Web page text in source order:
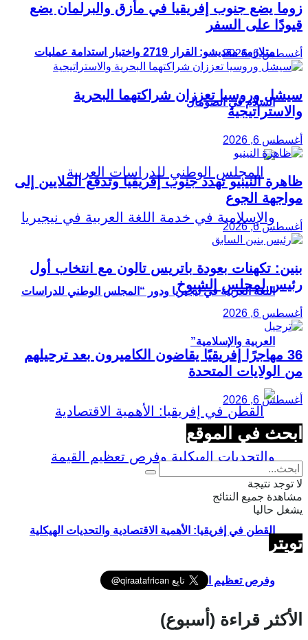
متلازمة مقديشو: القرار 2719 واختبار استدامة عمليات
السلام في الصومال
اللغة العربية في نيجيريا ودور “المجلس الوطني للدراسات
العربية والإسلامية”
القطن في إفريقيا: الأهمية الاقتصادية والتحديات الهيكلية
وفرص تعظيم القيمة
زوما يضع جنوب إفريقيا في مأزق والبرلمان يضع
قيودًا على السفر
أغسطس 6, 2026
سيشل وروسيا تعززان شراكتهما البحرية
والاستراتيجية
أغسطس 6, 2026
ظاهرة النينيو تهدد جنوب إفريقيا وتدفع الملايين إلى
مواجهة الجوع
أغسطس 6, 2026
بنين: تكهنات بعودة باتريس تالون مع انتخاب أول
رئيس لمجلس الشيوخ
أغسطس 6, 2026
36 مهاجرًا إفريقيًا يقاضون الكاميرون بعد ترحيلهم
من الولايات المتحدة
أغسطس 6, 2026
ابحث في الموقع
لا توجد نتيجة
مشاهدة جميع النتائج
يشغل حاليا
تويتر
الأكثر قراءة (أسبوع)